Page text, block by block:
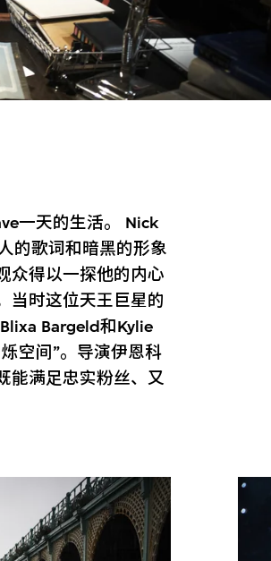
一天的生活。 Nick
的歌词和暗黑的形象
众得以一探他的内心
当时这位天王巨星的
Bargeld和Kylie
空间”。导演伊恩科
能满足忠实粉丝、又